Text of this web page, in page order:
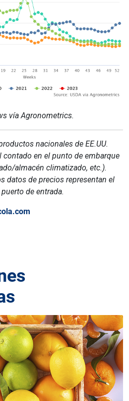
vía Agronometrics.
nacionales de EE.UU.
contado en el punto de embarque
almacén climatizado, etc.).
datos de precios representan el
de entrada.